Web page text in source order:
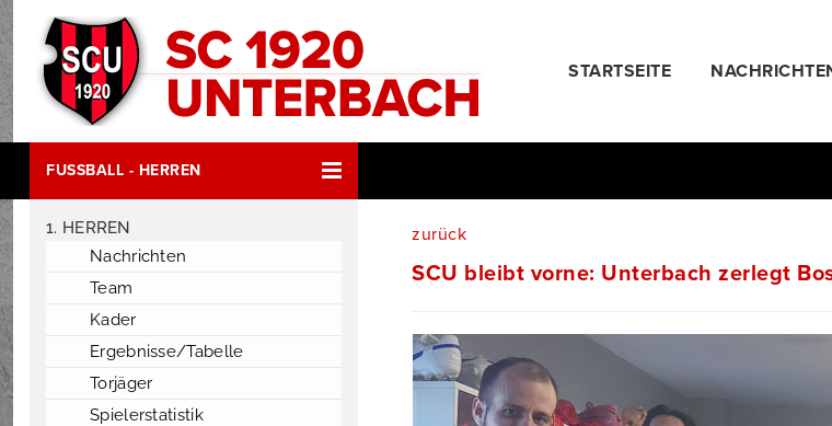
STARTSEITE
FUSSBALL - HERREN
1. HERREN
Nachrichten
Team
Kader
Ergebnisse/Tabelle
Torjäger
Spielerstatistik
zurück
SCU bleibt vorne: Unterbach zerlegt